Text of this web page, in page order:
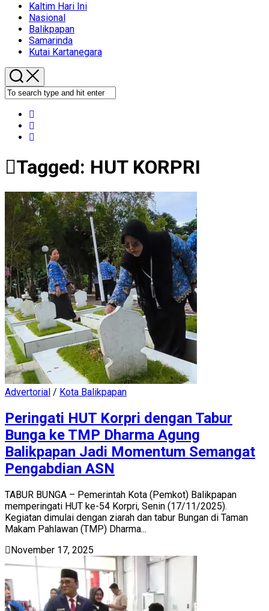
Kaltim Hari Ini
Nasional
Balikpapan
Samarinda
Kutai Kartanegara
Tagged: HUT KORPRI
Advertorial / Kota Balikpapan
Peringati HUT Korpri dengan Tabur
Bunga ke TMP Dharma Agung
Balikpapan Jadi Momentum Semangat
Pengabdian ASN
TABUR BUNGA – Pemerintah Kota (Pemkot) Balikpapan
memperingati HUT ke-54 Korpri, Senin (17/11/2025).
Kegiatan dimulai dengan ziarah dan tabur Bungan di Taman
Makam Pahlawan (TMP) Dharma...
November 17, 2025